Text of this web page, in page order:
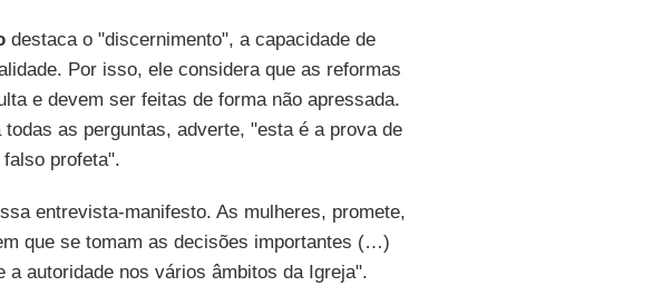
destaca o "discernimento", a capacidade de
Por isso, ele considera que as reformas
e devem ser feitas de forma não apressada.
as perguntas, adverte, "esta é a prova de
profeta".
entrevista-manifesto. As mulheres, promete,
que se tomam as decisões importantes (…)
a autoridade nos vários âmbitos da Igreja".